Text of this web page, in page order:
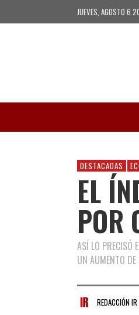
JUEVES, AGOSTO 6
DESTACADAS
EL
POR
ASÍ LO PRECISÓ
UN AUMENTO
REDACCIÓN IR